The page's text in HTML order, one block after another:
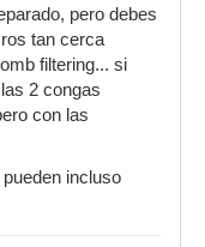
pero debes
tan cerca
filtering... si
2 congas
con las
incluso